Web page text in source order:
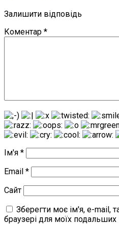
Залишити відповідь
Коментар *
Ім'я *
Email *
Сайт
Зберегти моє ім'я, e-mail,
браузері для моїх подальших